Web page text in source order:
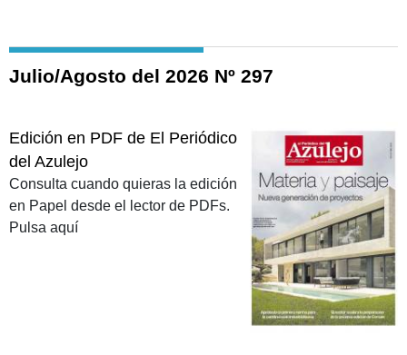
Julio/Agosto del 2026 Nº 297
Edición en PDF de El Periódico
del Azulejo
Consulta cuando quieras la edición
en Papel desde el lector de PDFs.
Pulsa aquí